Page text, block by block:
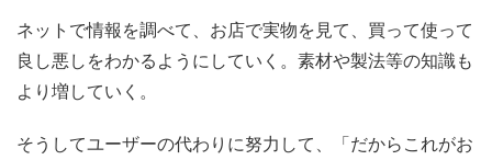
ネットで情報を調べて、お店で実物を見て、買って使って
良し悪しをわかるようにしていく。素材や製法等の知識も
より増していく。
そうしてユーザーの代わりに努力して、「だからこれがお